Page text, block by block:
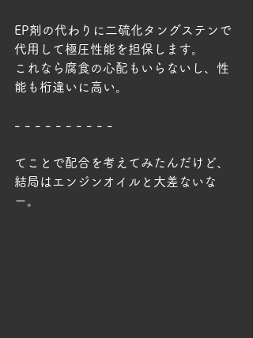
EP剤の代わりに二硫化タングステンで
代用して極圧性能を担保します。
これなら腐食の心配もいらないし、性
能も桁違いに高い。
- - - - - - - - - -
てことで配合を考えてみたんだけど、
結局はエンジンオイルと大差ないな
ー。